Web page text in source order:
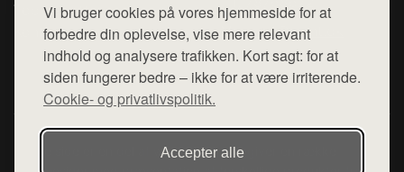
Vi bruger cookies på vores hjemmeside for at
forbedre din oplevelse, vise mere relevant
indhold og analysere trafikken. Kort sagt: for at
siden fungerer bedre – ikke for at være irriterende.
Cookie- og privatlivspolitik.
Accepter alle
Top Rabatter
Kontakt
Mail: hej@want.dk
Cookie- og privatlivspolitik
Denne side er en del af want.dk, der udgiver en række